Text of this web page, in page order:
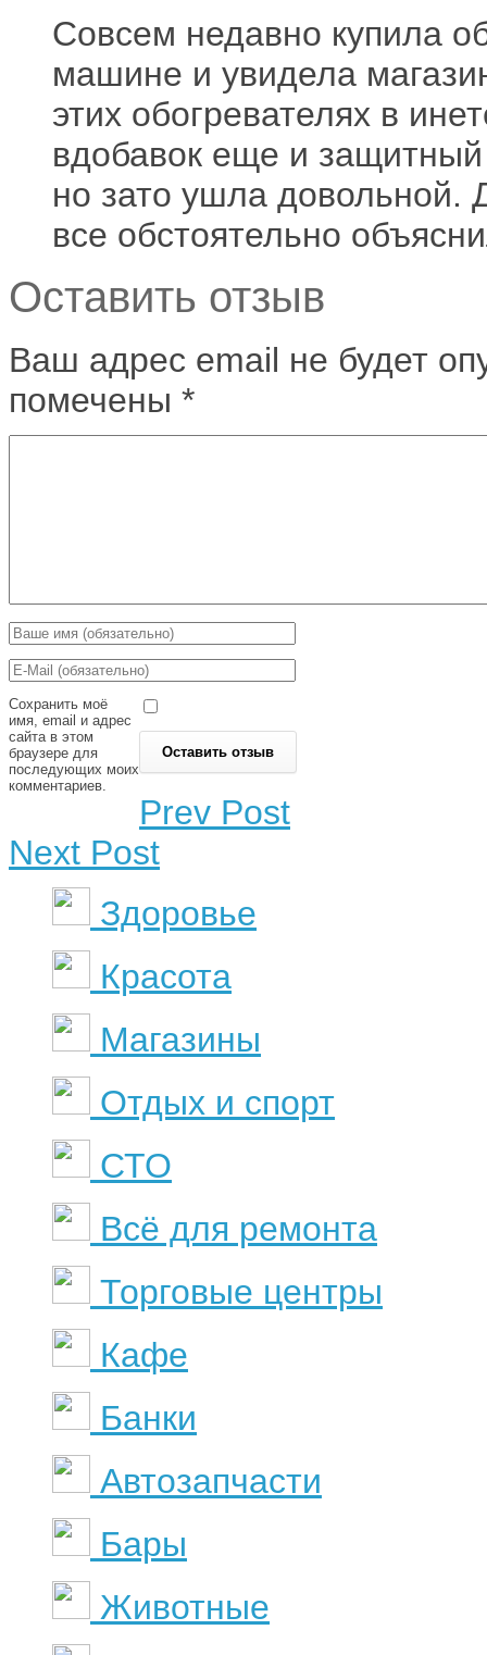
Совсем недавно купила
машине и увидела
этих обогревателях в
вдобавок еще и защитный
но зато ушла довольной.
все обстоятельно
Оставить отзыв
Ваш адрес email не будет
помечены *
Сохранить моё
имя, email и адрес
сайта в этом
браузере для
последующих моих
комментариев.
Prev Post
Next Post
Здоровье
Красота
Магазины
Отдых и спорт
СТО
Всё для ремонта
Торговые центры
Кафе
Банки
Автозапчасти
Бары
Животные